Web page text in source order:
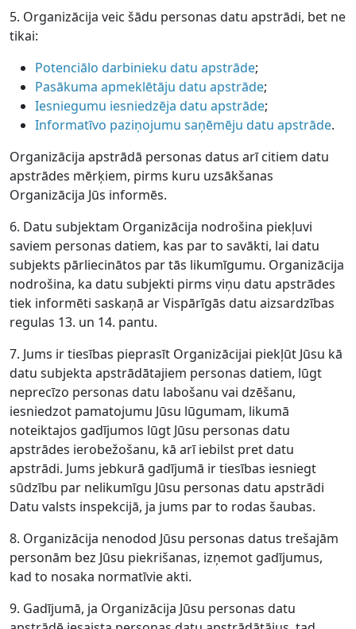
5. Organizācija veic šādu personas datu apstrādi, bet ne
tikai:
Potenciālo darbinieku datu apstrāde;
Pasākuma apmeklētāju datu apstrāde;
Iesniegumu iesniedzēja datu apstrāde;
Informatīvo paziņojumu saņēmēju datu apstrāde.
Organizācija apstrādā personas datus arī citiem datu
apstrādes mērķiem, pirms kuru uzsākšanas
Organizācija Jūs informēs.
6. Datu subjektam Organizācija nodrošina piekļuvi
saviem personas datiem, kas par to savākti, lai datu
subjekts pārliecinātos par tās likumīgumu. Organizācija
nodrošina, ka datu subjekti pirms viņu datu apstrādes
tiek informēti saskaņā ar Vispārīgās datu aizsardzības
regulas 13. un 14. pantu.
7. Jums ir tiesības pieprasīt Organizācijai piekļūt Jūsu kā
datu subjekta apstrādātajiem personas datiem, lūgt
neprecīzo personas datu labošanu vai dzēšanu,
iesniedzot pamatojumu Jūsu lūgumam, likumā
noteiktajos gadījumos lūgt Jūsu personas datu
apstrādes ierobežošanu, kā arī iebilst pret datu
apstrādi. Jums jebkurā gadījumā ir tiesības iesniegt
sūdzību par nelikumīgu Jūsu personas datu apstrādi
Datu valsts inspekcijā, ja jums par to rodas šaubas.
8. Organizācija nenodod Jūsu personas datus trešajām
personām bez Jūsu piekrišanas, izņemot gadījumus,
kad to nosaka normatīvie akti.
9. Gadījumā, ja Organizācija Jūsu personas datu